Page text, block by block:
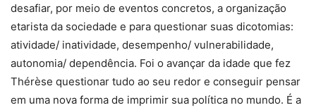
desafiar, por meio de eventos concretos, a organização
etarista da sociedade e para questionar suas dicotomias:
atividade/ inatividade, desempenho/ vulnerabilidade,
autonomia/ dependência. Foi o avançar da idade que fez
Thérèse questionar tudo ao seu redor e conseguir pensar
em uma nova forma de imprimir sua política no mundo. É a